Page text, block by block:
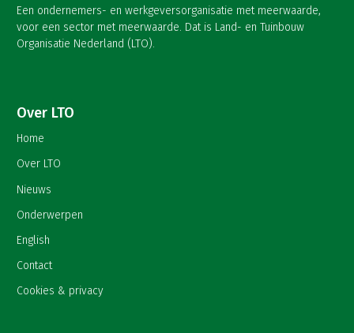
Een ondernemers- en werkgeversorganisatie met meerwaarde,
voor een sector met meerwaarde. Dat is Land- en Tuinbouw
Organisatie Nederland (LTO).
Over LTO
Home
Over LTO
Nieuws
Onderwerpen
English
Contact
Cookies & privacy